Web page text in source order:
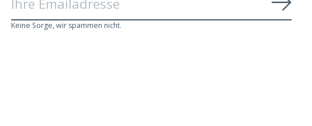
Keine Sorge, wir spammen nicht.